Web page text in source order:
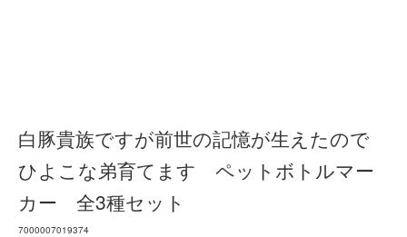
白豚貴族ですが前世の記憶が生えたので
ひよこな弟育てます ペットボトルマー
カー 全3種セット
7000007019374